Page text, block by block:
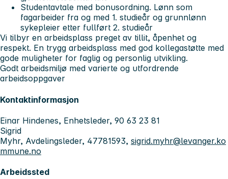
Studentavtale med bonusordning. Lønn som
fagarbeider fra og med 1. studieår og grunnlønn
sykepleier etter fullført 2. studieår
Vi tilbyr en arbeidsplass preget av tillit, åpenhet og
respekt. En trygg arbeidsplass med god kollegastøtte med
gode muligheter for faglig og personlig utvikling.
Godt arbeidsmiljø med varierte og utfordrende
arbeidsoppgaver
Kontaktinformasjon
Einar Hindenes, Enhetsleder, 90 63 23 81
Sigrid
Myhr, Avdelingsleder, 47781593, sigrid.myhr@levanger.ko
mmune.no
Arbeidssted